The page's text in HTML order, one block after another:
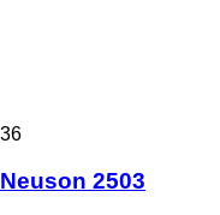
36
Neuson 2503